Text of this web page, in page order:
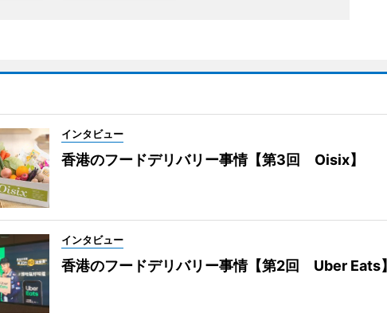
インタビュー
香港のフードデリバリー事情【第3回 Oisix】
インタビュー
香港のフードデリバリー事情【第2回 Uber Eats】